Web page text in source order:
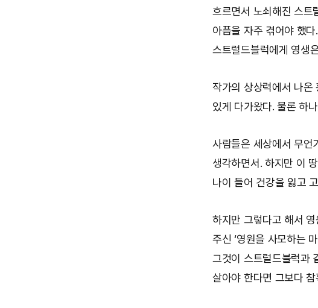
흐르면서 노쇠해진 스트
아픔을 자주 겪어야 했
스트럴드블럭에게 영생
작가의 상상력에서 나온
있게 다가왔다. 물론 하
사람들은 세상에서 무언
생각하면서. 하지만 이
나이 들어 건강을 잃고
하지만 그렇다고 해서
주신 ‘영원을 사모하는
그것이 스트럴드블럭과
살아야 한다면 그보다